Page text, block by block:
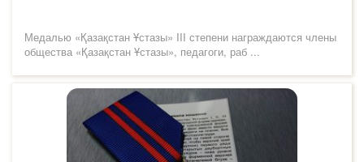
Медалью «Қазақстан Ұстазы» III степени награждаются члены
общества «Қазақстан Ұстазы», педагоги, раб ...